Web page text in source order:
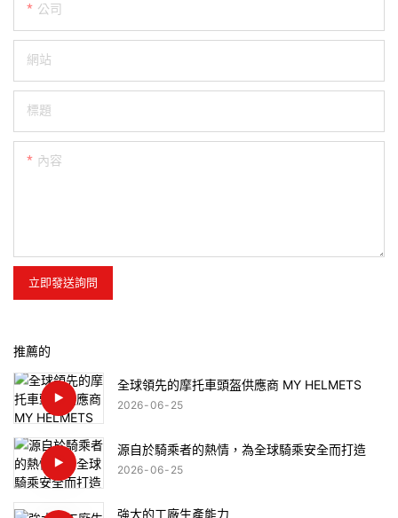
公司
網站
標題
內容
立即發送詢問
推薦的
全球領先的摩托車頭盔供應商 MY HELMETS
2026 06 25
源自於騎乘者的熱情，為全球騎乘安全而打造
2026 06 25
強大的工廠生產能力